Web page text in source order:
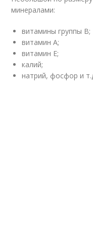
минералами:
витамины группы B;
витамин A;
витамин E;
калий;
натрий, фосфор и